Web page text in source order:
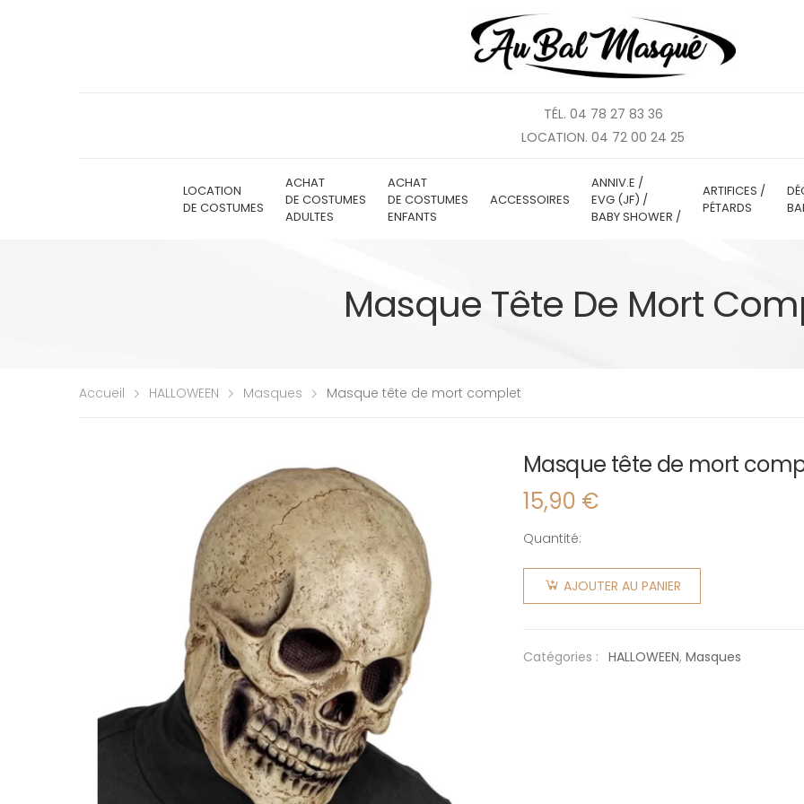
TÉL. 04 78 27 83 36
LOCATION. 04 72 00 24 25
LOCATION
DE COSTUMES
ACHAT
DE COSTUMES
ADULTES
ACHAT
DE COSTUMES
ENFANTS
ACCESSOIRES
ANNIV.E /
EVG (JF) /
BABY SHOWER /
ARTIFICES /
PÉTARDS
Masque Tête De Mort
Accueil HALLOWEEN Masques Masque tête de mort complet
Masque tête de mort
15,90 €
Quantité:
quantité
de
Masque
complet
AJOUTER AU PANIER
Catégories : HALLOWEEN, Masques